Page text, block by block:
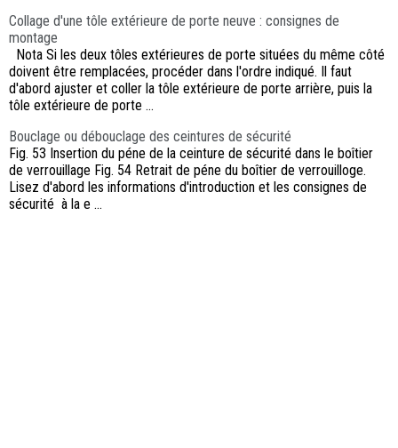
Collage d'une tôle extérieure de porte neuve : consignes de
montage
Nota Si les deux tôles extérieures de porte situées du même côté
doivent être remplacées, procéder dans l'ordre indiqué. Il faut
d'abord ajuster et coller la tôle extérieure de porte arrière, puis la
tôle extérieure de porte ...
Bouclage ou débouclage des ceintures de sécurité
Fig. 53 Insertion du péne de la ceinture de sécurité dans le boîtier
de verrouillage Fig. 54 Retrait de péne du boîtier de verrouilloge.
Lisez d'abord les informations d'introduction et les consignes de
sécurité à la e ...